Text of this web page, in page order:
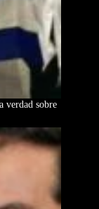
verdad sobre